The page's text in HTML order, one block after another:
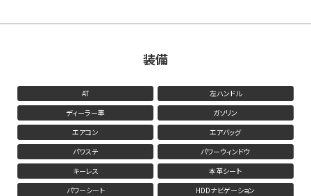
装備
AT
左ハンドル
ディーラー車
ガソリン
エアコン
エアバッグ
パワステ
パワーウィンドウ
キーレス
本革シート
パワーシート
HDDナビゲーション